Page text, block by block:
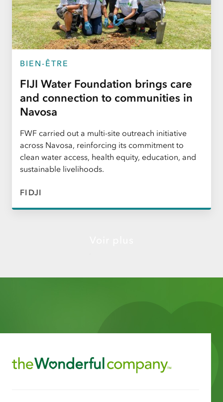
BIEN-ÊTRE
FIJI Water Foundation brings care
and connection to communities in
Navosa
FWF carried out a multi-site outreach initiative
across Navosa, reinforcing its commitment to
clean water access, health equity, education, and
sustainable livelihoods.
FIDJI